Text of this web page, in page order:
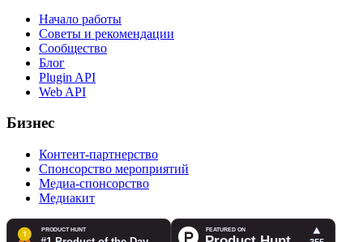
Начало работы
Советы и рекомендации
Сообщество
Блог
Plugin API
Web API
Бизнес
Контент-партнерство
Спонсорство мероприятий
Медиа-спонсорство
Медиакит